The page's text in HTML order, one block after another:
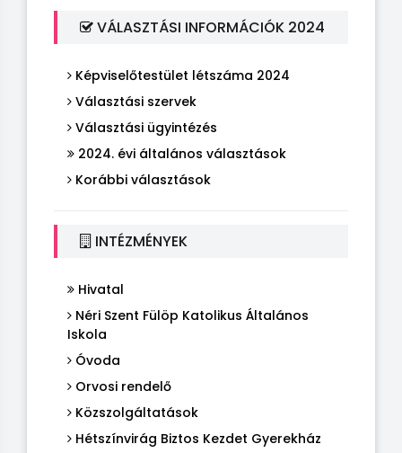
VÁLASZTÁSI INFORMÁCIÓK 2024
Képviselőtestület létszáma 2024
Választási szervek
Választási ügyintézés
2024. évi általános választások
Korábbi választások
INTÉZMÉNYEK
Hivatal
Néri Szent Fülöp Katolikus Általános
Iskola
Óvoda
Orvosi rendelő
Közszolgáltatások
Hétszínvirág Biztos Kezdet Gyerekház